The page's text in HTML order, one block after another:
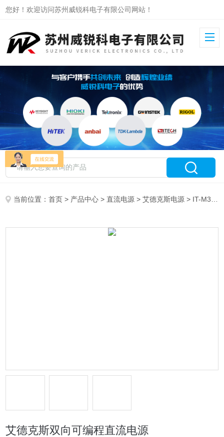
您好！欢迎访问苏州威锐科电子有限公司网站！
当前位置：首页 > 产品中心 >直流电源 >艾德克斯电源 > IT-M3902C-32-80艾德克斯双向可编程直流电源
艾德克斯双向可编程直流电源